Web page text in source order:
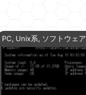
PC, Unix系, ソフトウェア